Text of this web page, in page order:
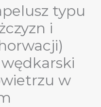
typu
i
w